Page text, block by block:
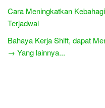
Cara Meningkatkan
Terjadwal
Bahaya Kerja Shift, dapat
→ Yang lainnya...